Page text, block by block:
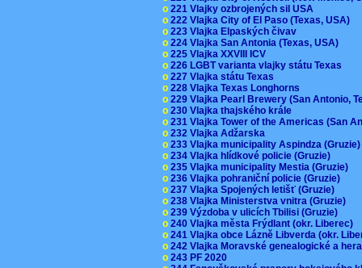
o 221 Vlajky ozbrojených sil USA
o 222 Vlajka City of El Paso (Texas, USA)
o 223 Vlajka Elpaských čivav
o 224 Vlajka San Antonia (Texas, USA)
o 225 Vlajka XXVIII ICV
o 226 LGBT varianta vlajky státu Texas
o 227 Vlajka státu Texas
o 228 Vlajka Texas Longhorns
o 229 Vlajka Pearl Brewery (San Antonio,
o 230 Vlajka thajského krále
o 231 Vlajka Tower of the Americas (San
o 232 Vlajka Adžarska
o 233 Vlajka municipality Aspindza
o 234 Vlajka hlídkové policie (Gruzie)
o 235 Vlajka municipality Mestia (Gruzie)
o 236 Vlajka pohraniční policie (Gruzie)
o 237 Vlajka Spojených letišť (Gruzie)
o 238 Vlajka Ministerstva vnitra (Gruzie)
o 239 Výzdoba v ulicích Tbilisi (Gruzie)
o 240 Vlajka města Frýdlant (okr. Liberec)
o 241 Vlajka obce Lázně Libverda (okr.
o 242 Vlajka Moravské genealogické a
o 243 PF 2020